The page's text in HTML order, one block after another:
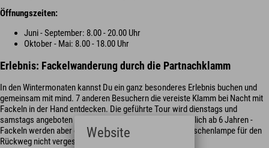
Öffnungszeiten:
Juni - September: 8.00 - 20.00 Uhr
Oktober - Mai: 8.00 - 18.00 Uhr
Erlebnis: Fackelwanderung durch die Partnachklamm
In den Wintermonaten kannst Du ein ganz besonderes Erlebnis buchen und
gemeinsam mit mind. 7 anderen Besuchern die vereiste Klamm bei Nacht mit
Fackeln in der Hand entdecken. Die geführte Tour wird dienstags und
samstags angeboten und benötigt eine Anmeldung (möglich ab 6 Jahren -
Fackeln werden aber erst ab 12 Jahren ausgegeben). Taschenlampe für den
Rückweg nicht vergessen ;-)
Website